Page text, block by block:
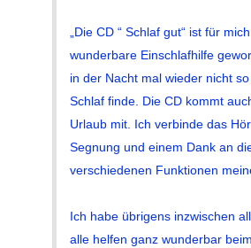
„Die CD “ Schlaf gut“ ist für
wunderbare Einschlafhilfe
in der Nacht mal wieder nicht
Schlaf finde. Die CD kommt
Urlaub mit. Ich verbinde das
Segnung und einem Dank an
verschiedenen Funktionen
Ich habe übrigens inzwischen
alle helfen ganz wunderbar